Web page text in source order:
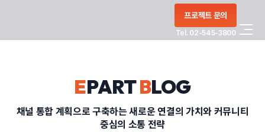
프로젝트 문의
Tel. 02-545-3800
EPARTBLOG
채널 통합 계획으로 구축하는 새로운 연결의 가치와 커뮤니티
중심의 소통 전략